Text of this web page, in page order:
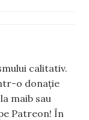
calitativ.
o donație
maib sau
Patreon! În